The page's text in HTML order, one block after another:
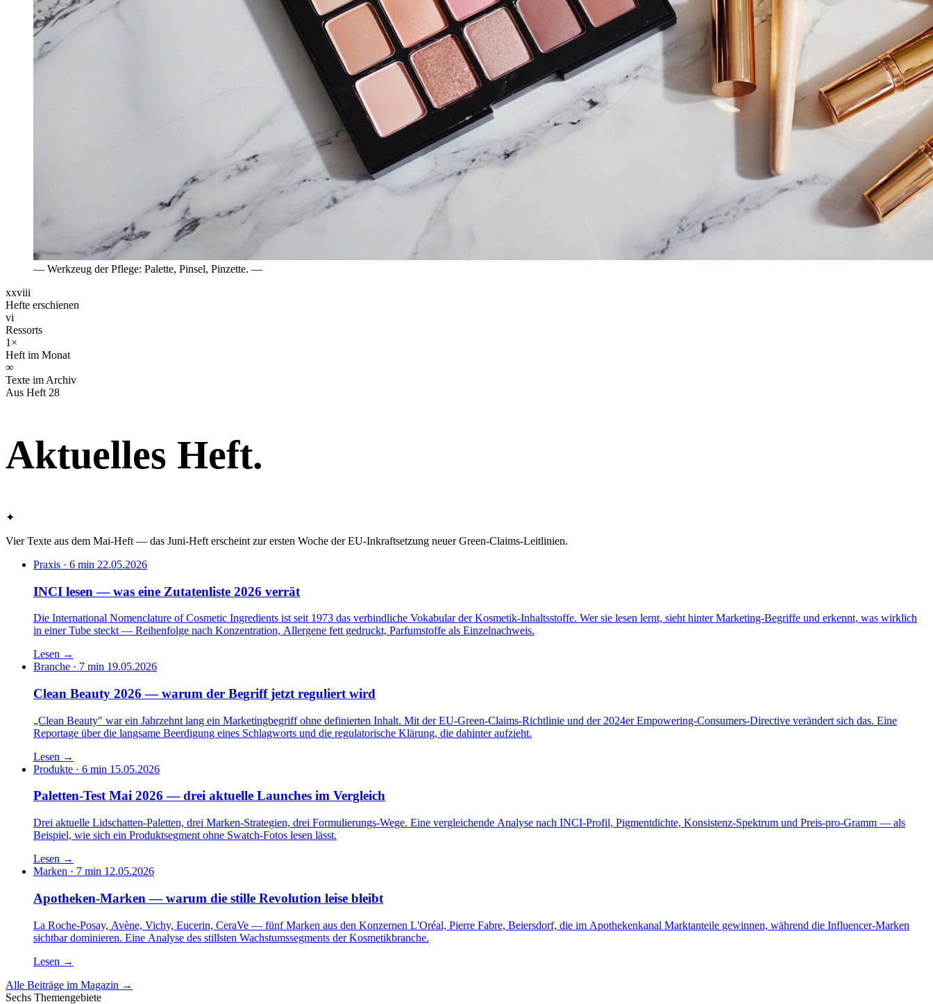
— Werkzeug der Pflege: Palette, Pinsel, Pinzette. —
xxviii
Hefte erschienen
vi
Ressorts
1×
Heft im Monat
∞
Texte im Archiv
Aus Heft 28
Aktuelles Heft.
✦
Vier Texte aus dem Mai-Heft — das Juni-Heft erscheint zur ersten Woche der EU-Inkraftsetzung neuer Green-Claims-Leitlinien.
Praxis · 6 min 22.05.2026
INCI lesen — was eine Zutatenliste 2026 verrät
Die International Nomenclature of Cosmetic Ingredients ist seit 1973 das verbindliche Vokabular der Kosmetik-Inhaltsstoffe. Wer sie lesen lernt, sieht hinter Marketing-Begriffe und erkennt, was wirklich
in einer Tube steckt — Reihenfolge nach Konzentration, Allergene fett gedruckt, Parfumstoffe als Einzelnachweis.
Lesen →
Branche · 7 min 19.05.2026
Clean Beauty 2026 — warum der Begriff jetzt reguliert wird
„Clean Beauty" war ein Jahrzehnt lang ein Marketingbegriff ohne definierten Inhalt. Mit der EU-Green-Claims-Richtlinie und der 2024er Empowering-Consumers-Directive verändert sich das. Eine
Reportage über die langsame Beerdigung eines Schlagworts und die regulatorische Klärung, die dahinter aufzieht.
Lesen →
Produkte · 6 min 15.05.2026
Paletten-Test Mai 2026 — drei aktuelle Launches im Vergleich
Drei aktuelle Lidschatten-Paletten, drei Marken-Strategien, drei Formulierungs-Wege. Eine vergleichende Analyse nach INCI-Profil, Pigmentdichte, Konsistenz-Spektrum und Preis-pro-Gramm — als
Beispiel, wie sich ein Produktsegment ohne Swatch-Fotos lesen lässt.
Lesen →
Marken · 7 min 12.05.2026
Apotheken-Marken — warum die stille Revolution leise bleibt
La Roche-Posay, Avène, Vichy, Eucerin, CeraVe — fünf Marken aus den Konzernen L'Oréal, Pierre Fabre, Beiersdorf, die im Apothekenkanal Marktanteile gewinnen, während die Influencer-Marken
sichtbar dominieren. Eine Analyse des stillsten Wachstumssegments der Kosmetikbranche.
Lesen →
Alle Beiträge im Magazin →
Sechs Themengebiete